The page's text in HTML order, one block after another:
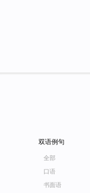
双语例句
全部
口语
书面语